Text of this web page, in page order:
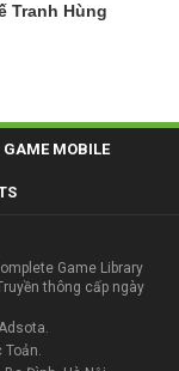
Tranh Hùng
GAME MOBILE
Game Library
thông cấp ngày